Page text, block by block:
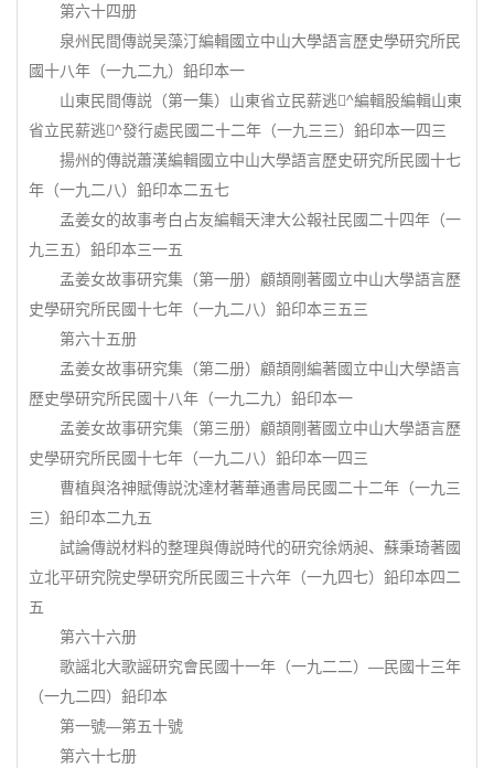
第六十四册
泉州民間傳説吴藻汀編輯國立中山大學語言歷史學研究所民
國十八年（一九二九）鉛印本一
山東民間傳説（第一集）山東省立民薪逃^編輯股編輯山東
省立民薪逃^發行處民國二十二年（一九三三）鉛印本一四三
揚州的傳説蕭漢編輯國立中山大學語言歷史研究所民國十七
年（一九二八）鉛印本二五七
孟姜女的故事考白占友編輯天津大公報社民國二十四年（一
九三五）鉛印本三一五
孟姜女故事研究集（第一册）顧頡剛著國立中山大學語言歷
史學研究所民國十七年（一九二八）鉛印本三五三
第六十五册
孟姜女故事研究集（第二册）顧頡剛編著國立中山大學語言
歷史學研究所民國十八年（一九二九）鉛印本一
孟姜女故事研究集（第三册）顧頡剛著國立中山大學語言歷
史學研究所民國十七年（一九二八）鉛印本一四三
曹植與洛神賦傳説沈達材著華通書局民國二十二年（一九三
三）鉛印本二九五
試論傳説材料的整理與傳説時代的研究徐炳昶、蘇秉琦著國
立北平研究院史學研究所民國三十六年（一九四七）鉛印本四二
五
第六十六册
歌謡北大歌謡研究會民國十一年（一九二二）—民國十三年
（一九二四）鉛印本
第一號—第五十號
第六十七册